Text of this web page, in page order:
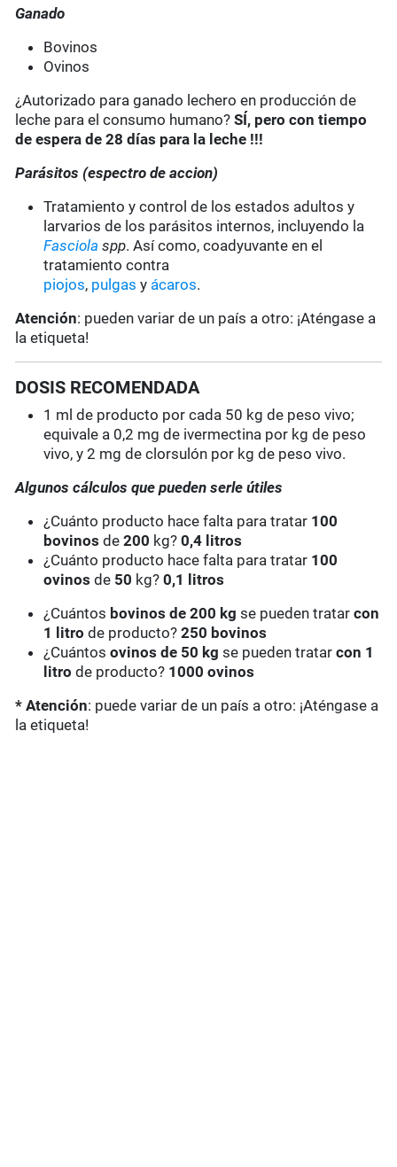
Ganado
Bovinos
Ovinos
¿Autorizado para ganado lechero en producción de
leche para el consumo humano?SÍ, pero con tiempo
de espera de 28 días para la leche !!!
Parásitos (espectro de accion)
Tratamiento y control de los estados adultos y
larvarios de los parásitos internos, incluyendo la
Fasciola spp. Así como, coadyuvante en el
tratamiento contra
piojos, pulgas y ácaros.
Atención: pueden variar de un país a otro: ¡Aténgase a
la etiqueta!
DOSIS RECOMENDADA
1 ml de producto por cada 50 kg de peso vivo;
equivale a 0,2 mg de ivermectina por kg de peso
vivo, y 2 mg de clorsulón por kg de peso vivo.
Algunos cálculos que pueden serle útiles
¿Cuánto producto hace falta para tratar 100
bovinosde 200 kg?0,4 litros
¿Cuánto producto hace falta para tratar 100
ovinosde 50 kg?0,1 litros
¿Cuántos bovinos de 200 kg se pueden tratarcon
1 litro de producto?250 bovinos
¿Cuántosovinos de 50 kg se pueden tratarcon 1
litro de producto? 1000 ovinos
* Atención: puede variar de un país a otro: ¡Aténgase a
la etiqueta!